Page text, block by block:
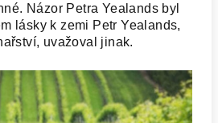
Názor Petra Yealands byl
lásky k zemi Petr Yealands,
uvažoval jinak.